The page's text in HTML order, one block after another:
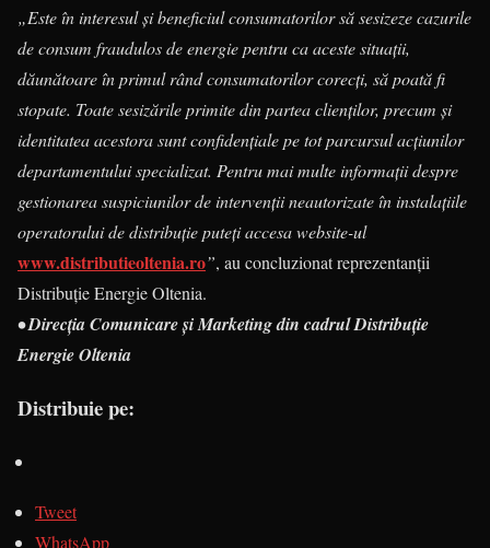
„Este în interesul și beneficiul consumatorilor să sesizeze cazurile
de consum fraudulos de energie pentru ca aceste situații,
dăunătoare în primul rând consumatorilor corecți, să poată fi
stopate. Toate sesizările primite din partea clienților, precum și
identitatea acestora sunt confidențiale pe tot parcursul acțiunilor
departamentului specializat. Pentru mai multe informații despre
gestionarea suspiciunilor de intervenții neautorizate în instalațiile
operatorului de distribuție puteți accesa website-ul
www.distributieoltenia.ro”, au concluzionat reprezentanții
Distribuție Energie Oltenia.
• Direcția Comunicare și Marketing din cadrul Distribuție
Energie Oltenia
Distribuie pe:
Tweet
WhatsApp